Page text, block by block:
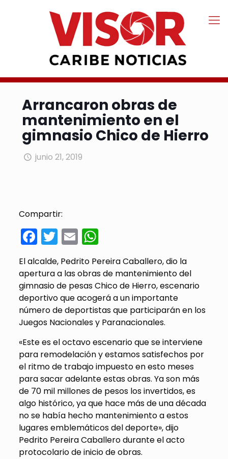
Arrancaron obras de
mantenimiento en el
gimnasio Chico de Hierro
junio 21, 2019
Compartir:
Facebook
Twitter
EmailWhatsApp
El alcalde, Pedrito Pereira Caballero, dio la
apertura a las obras de mantenimiento del
gimnasio de pesas Chico de Hierro, escenario
deportivo que acogerá a un importante
número de deportistas que participarán en los
Juegos Nacionales y Paranacionales.
«Este es el octavo escenario que se interviene
para remodelación y estamos satisfechos por
el ritmo de trabajo impuesto en esto meses
para sacar adelante estas obras. Ya son más
de 70 mil millones de pesos los invertidos, es
algo histórico, ya que hace más de una década
no se había hecho mantenimiento a estos
lugares emblemáticos del deporte», dijo
Pedrito Pereira Caballero durante el acto
protocolario de inicio de obras.